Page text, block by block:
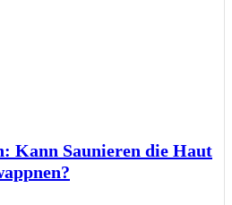
Kann Saunieren die Haut